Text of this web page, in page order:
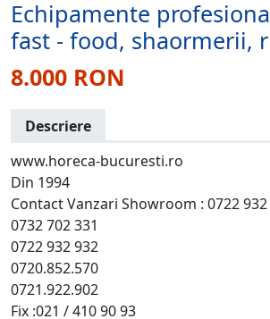
Echipamente
fast - food, shaormerii,
8.000 RON
Descriere
www.horeca-bucuresti.ro
Din 1994
Contact Vanzari Showroom : 0722 932
0732 702 331
0722 932 932
0720.852.570
0721.922.902
Fix :021 / 410 90 93